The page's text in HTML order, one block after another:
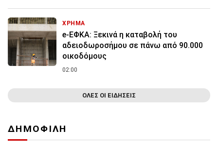
ΧΡΗΜΑ
e-ΕΦΚΑ: Ξεκινά η καταβολή του
αδειοδωροσήμου σε πάνω από 90.000
οικοδόμους
02:00
ΟΛΕΣ ΟΙ ΕΙΔΗΣΕΙΣ
ΔΗΜΟΦΙΛΗ